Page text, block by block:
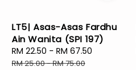
LT5| Asas-Asas Fardhu
Ain Wanita (SPI 197)
Sale
price
RM 22.50 - RM 67.50
RM 25.00-RM 75.00